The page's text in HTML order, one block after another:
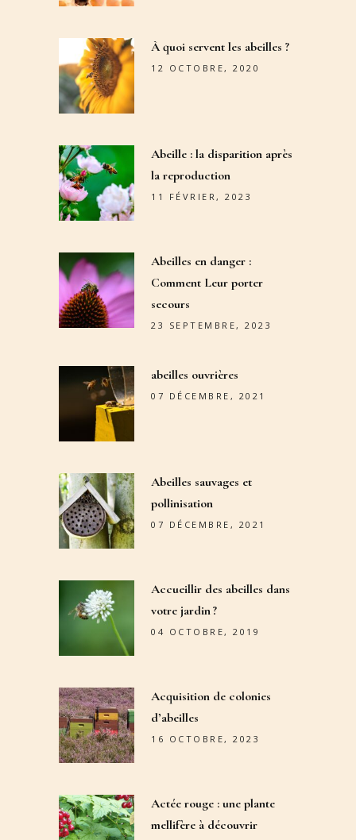
À quoi servent les abeilles ?
12 OCTOBRE, 2020
Abeille : la disparition après
la reproduction
11 FÉVRIER, 2023
Abeilles en danger :
Comment Leur porter
secours
23 SEPTEMBRE, 2023
abeilles ouvrières
07 DÉCEMBRE, 2021
Abeilles sauvages et
pollinisation
07 DÉCEMBRE, 2021
Accueillir des abeilles dans
votre jardin ?
04 OCTOBRE, 2019
Acquisition de colonies
d’abeilles
16 OCTOBRE, 2023
Actée rouge : une plante
mellifère à découvrir